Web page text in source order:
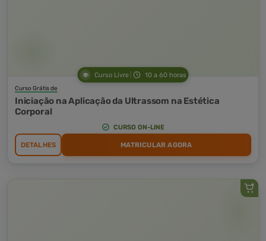
Curso Livre 10 a 60 horas
Curso Grátis de
Iniciação na Aplicação da Ultrassom na Estética
Corporal
CURSO ON-LINE
DETALHES MATRICULAR AGORA